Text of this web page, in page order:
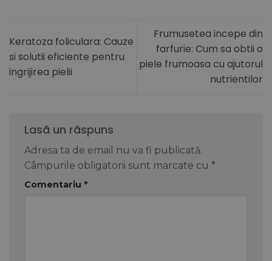
Keratoza foliculara: Cauze
si solutii eficiente pentru
ingrijirea pielii
Frumusetea incepe din
farfurie: Cum sa obtii o
piele frumoasa cu ajutorul
nutrientilor
Lasă un răspuns
Adresa ta de email nu va fi publicată.
Câmpurile obligatorii sunt marcate cu *
Comentariu *